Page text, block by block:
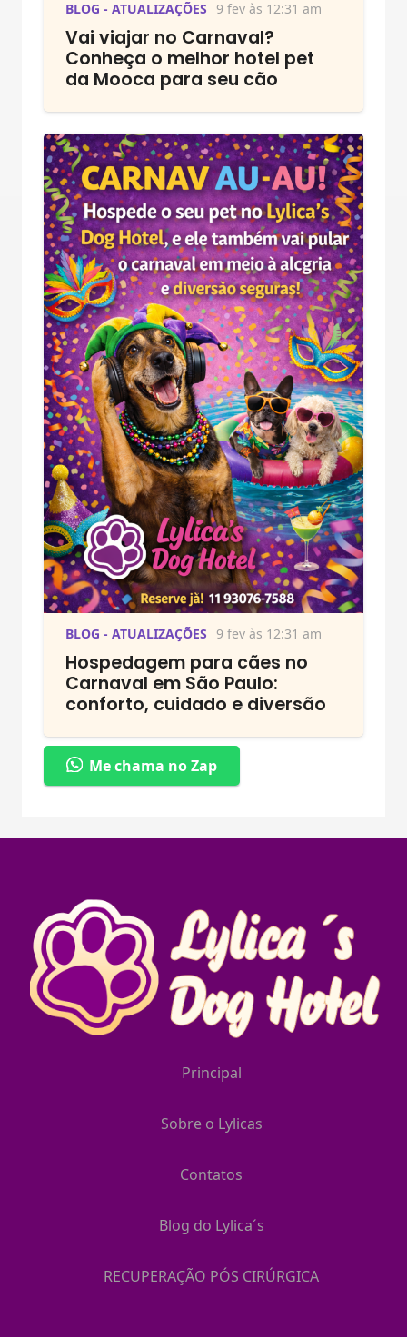
BLOG - ATUALIZAÇÕES 9 fev às 12:31 am
Vai viajar no Carnaval?
Conheça o melhor hotel pet
da Mooca para seu cão
BLOG - ATUALIZAÇÕES 9 fev às 12:31 am
Hospedagem para cães no
Carnaval em São Paulo:
conforto, cuidado e diversão
Me chama no Zap
Principal
Sobre o Lylicas
Contatos
Blog do Lylica´s
RECUPERAÇÃO PÓS CIRÚRGICA